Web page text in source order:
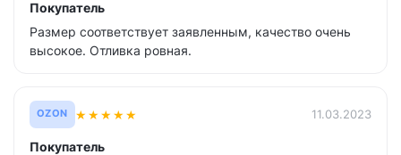
Покупатель
Размер соответствует заявленным, качество очень
высокое. Отливка ровная.
OZON ★★★★★ 11.03.2023
Покупатель